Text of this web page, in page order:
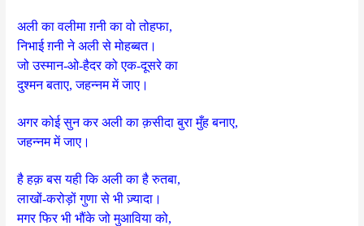
अली का वलीमा ग़नी का वो तोहफा,
निभाई ग़नी ने अली से मोहब्बत।
जो उस्मान-ओ-हैदर को एक-दूसरे का
दुश्मन बताए, जहन्नम में जाए।
अगर कोई सुन कर अली का क़सीदा बुरा मुँह बनाए,
जहन्नम में जाए।
है हक़ बस यही कि अली का है रुतबा,
लाखों-करोड़ों गुणा से भी ज़्यादा।
मगर फिर भी भौंके जो मुआविया को,